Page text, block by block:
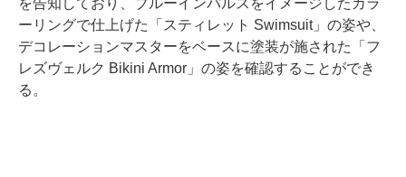
ーリングで仕上げた「スティレット Swimsuit」の姿や、
デコレーションマスターをベースに塗装が施された「フ
レズヴェルク Bikini Armor」の姿を確認することができ
る。